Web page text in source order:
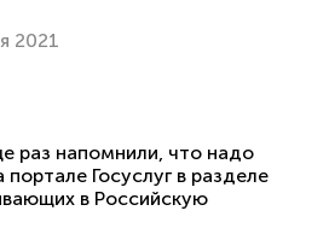
2021
раз напомнили, что надо
портале Госуслуг в разделе
в Российскую